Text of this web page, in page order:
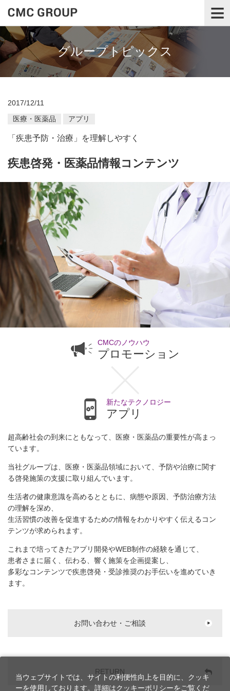
≡
グループトピックス
2017/12/11
医療・医薬品
アプリ
「疾患予防・治療」を理解しやすく
疾患啓発・医薬品情報コンテンツ
CMCのノウハウ
プロモーション
新たなテクノロジー
アプリ
超高齢社会の到来にともなって、医療・医薬品の重要性が高まっ
ています。
当社グループは、医療・医薬品領域において、予防や治療に関す
る啓発施策の支援に取り組んでいます。
生活者の健康意識を高めるとともに、病態や原因、予防治療方法
の理解を深め、
生活習慣の改善を促進するための情報をわかりやすく伝えるコン
テンツが求められます。
これまで培ってきたアプリ開発やWEB制作の経験を通じて、
患者さまに届く、伝わる、響く施策を企画提案し、
多彩なコンテンツで疾患啓発・受診推奨のお手伝いを進めていき
ます。
お問い合わせ・ご相談
RETURN
当ウェブサイトでは、サイトの利便性向上を目的に、クッキ
ーを使用しております。詳細はクッキーポリシーをご覧くだ